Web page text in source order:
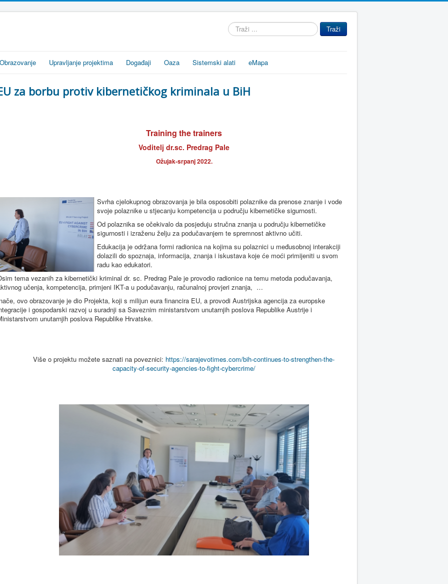
Traži
...
Traži
Obrazovanje Upravljanje projektima Događaji Oaza Sistemski alati eMapa
za borbu protiv kibernetičkog kriminala u BiH
Training the trainers
Voditelj dr.sc. Predrag Pale
Ožujak-srpanj 2022.
Svrha cjelokupnog obrazovanja je bila osposobiti polaznike da prenose znanje i vode
svoje polaznike u stjecanju kompetencija u području kibernetičke sigurnosti.
Od polaznika se očekivalo da posjeduju stručna znanja u području kibernetičke
sigurnosti i izraženu želju za podučavanjem te spremnost aktivno učiti.
Edukacija je održana formi radionica na kojima su polaznici u međusobnoj interakciji
dolazili do spoznaja, informacija, znanja i iskustava koje će moći primijeniti u svom
radu kao edukatori.
tema vezanih za kibernetički kriminal dr. sc. Predrag Pale je provodio radionice na temu metoda podučavanja,
učenja, kompetencija, primjeni IKT-a u podučavanju, računalnoj provjeri znanja, …
ovo obrazovanje je dio Projekta, koji s milijun eura financira EU, a provodi Austrijska agencija za europske
i gospodarski razvoj u suradnji sa Saveznim ministarstvom unutarnjih poslova Republike Austrije i
unutarnjih poslova Republike Hrvatske.
Više o projektu možete saznati na poveznici: https://sarajevotimes.com/bih-continues-to-strengthen-the-
capacity-of-security-agencies-to-fight-cybercrime/